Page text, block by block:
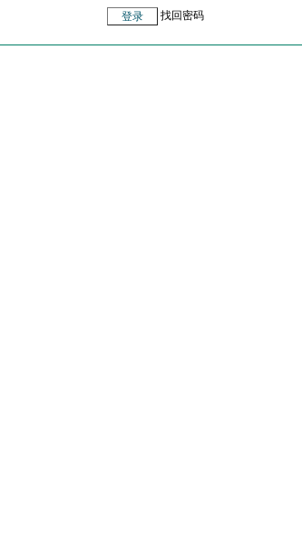
找回密码